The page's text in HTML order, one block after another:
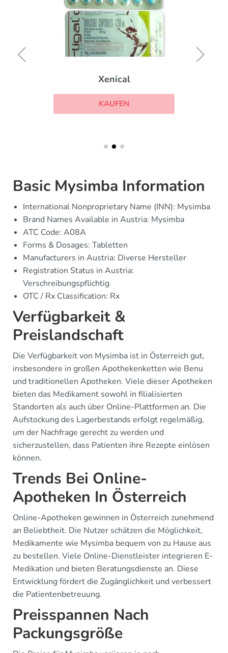
Xenical
KAUFEN
Basic Mysimba Information
International Nonproprietary Name (INN): Mysimba
Brand Names Available in Austria: Mysimba
ATC Code: A08A
Forms & Dosages: Tabletten
Manufacturers in Austria: Diverse Hersteller
Registration Status in Austria:
Verschreibungspflichtig
OTC / Rx Classification: Rx
Verfügbarkeit &
Preislandschaft
Die Verfügbarkeit von Mysimba ist in Österreich gut,
insbesondere in großen Apothekenketten wie Benu
und traditionellen Apotheken. Viele dieser Apotheken
bieten das Medikament sowohl in filialisierten
Standorten als auch über Online-Plattformen an. Die
Aufstockung des Lagerbestands erfolgt regelmäßig,
um der Nachfrage gerecht zu werden und
sicherzustellen, dass Patienten ihre Rezepte einlösen
können.
Trends Bei Online-
Apotheken In Österreich
Online-Apotheken gewinnen in Österreich zunehmend
an Beliebtheit. Die Nutzer schätzen die Möglichkeit,
Medikamente wie Mysimba bequem von zu Hause aus
zu bestellen. Viele Online-Dienstleister integrieren E-
Medikation und bieten Beratungsdienste an. Diese
Entwicklung fördert die Zugänglichkeit und verbessert
die Patientenbetreuung.
Preisspannen Nach
Packungsgröße